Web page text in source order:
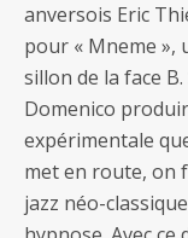
anversois Eric
pour « Mneme »,
sillon de la face
Domenico
expérimentale
met en route, on
jazz néo-